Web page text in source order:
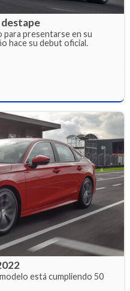
destape
para presentarse en su
hace su debut oficial.
está cumpliendo 50